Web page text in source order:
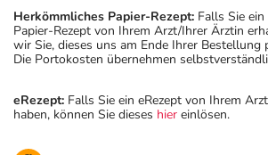
Herkömmliches Papier-Rezept: Falls Sie
Papier-Rezept von Ihrem Arzt/Ihrer Ärztin
wir Sie, dieses uns am Ende Ihrer Bestellung
Die Portokosten übernehmen
eRezept: Falls Sie ein eRezept von Ihrem
haben, können Sie dieses hier einlösen.